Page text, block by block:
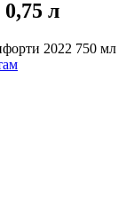
0,75 л
2022 750 мл